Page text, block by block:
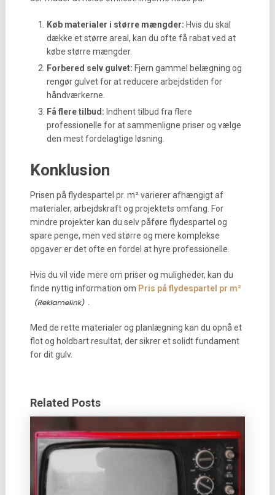
Køb materialer i større mængder: Hvis du skal
dække et større areal, kan du ofte få rabat ved at
købe større mængder.
Forbered selv gulvet: Fjern gammel belægning og
rengør gulvet for at reducere arbejdstiden for
håndværkerne.
Få flere tilbud: Indhent tilbud fra flere
professionelle for at sammenligne priser og vælge
den mest fordelagtige løsning.
Konklusion
Prisen på flydespartel pr. m² varierer afhængigt af
materialer, arbejdskraft og projektets omfang. For
mindre projekter kan du selv påføre flydespartel og
spare penge, men ved større og mere komplekse
opgaver er det ofte en fordel at hyre professionelle.
Hvis du vil vide mere om priser og muligheder, kan du
finde nyttig information om Pris på flydespartel pr m²
Med de rette materialer og planlægning kan du opnå et
flot og holdbart resultat, der sikrer et solidt fundament
for dit gulv.
Related Posts